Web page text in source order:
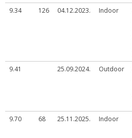
9.34 126 04.12.2023. Indoor
9.41
25.09.2024. Outdoor
9.70 68 25.11.2025. Indoor